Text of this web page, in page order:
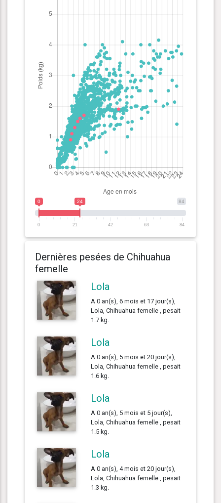
84
0 24
0 21 42 63 84
Dernières pesées de Chihuahua
femelle
Lola
A 0 an(s), 6 mois et 17 jour(s),
Lola, Chihuahua femelle , pesait
1.7 kg.
Lola
A 0 an(s), 5 mois et 20 jour(s),
Lola, Chihuahua femelle , pesait
1.6 kg.
Lola
A 0 an(s), 5 mois et 5 jour(s),
Lola, Chihuahua femelle , pesait
1.5 kg.
Lola
A 0 an(s), 4 mois et 20 jour(s),
Lola, Chihuahua femelle , pesait
1.3 kg.